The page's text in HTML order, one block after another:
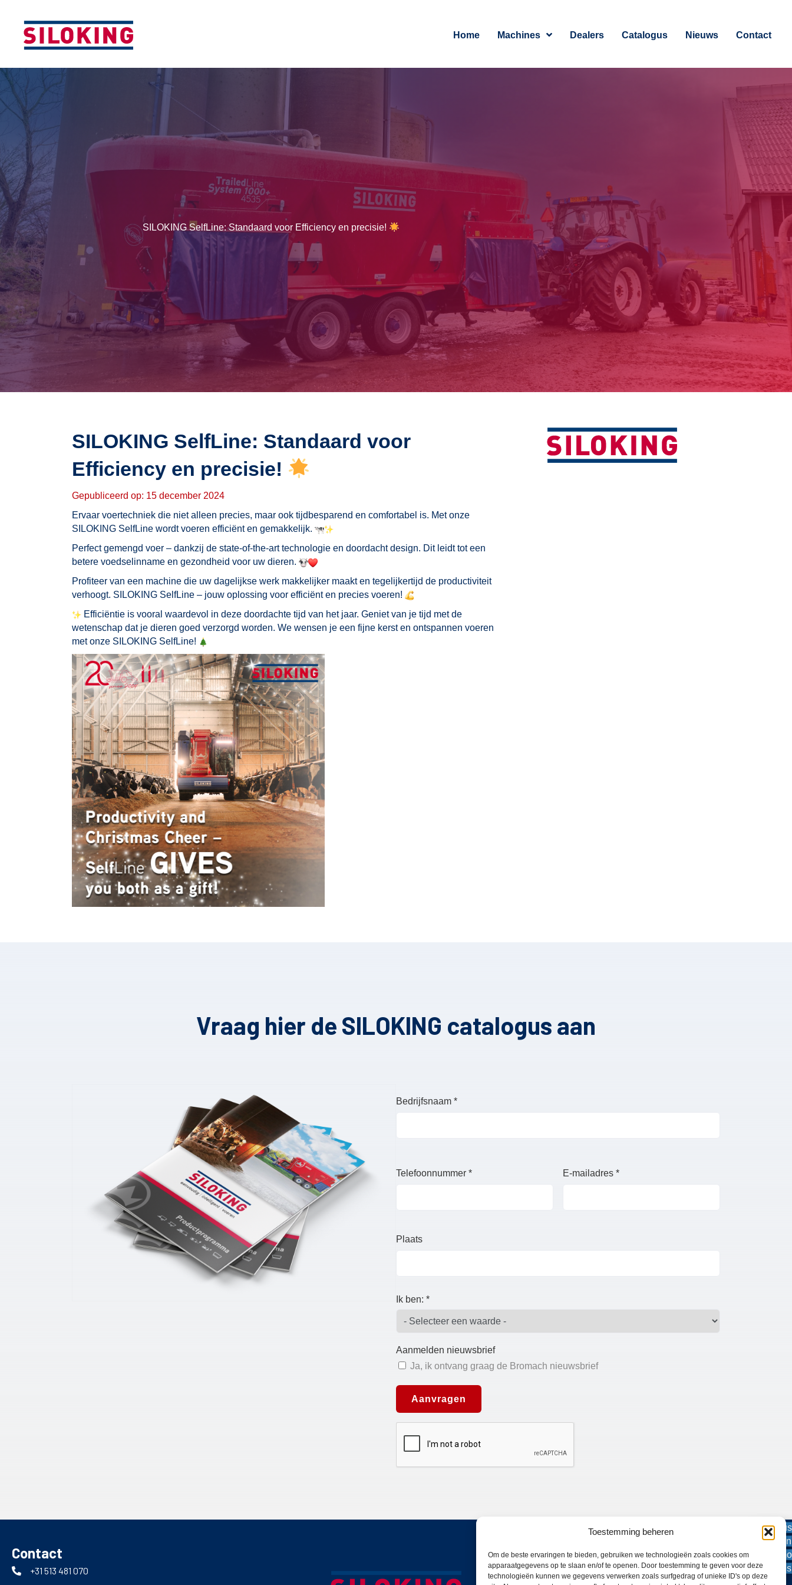
Toestemming beheren
Om de beste ervaringen te bieden, gebruiken we technologieën zoals cookies om
apparaatgegevens op te slaan en/of te openen. Door toestemming te geven voor deze
technologieën kunnen we gegevens verwerken zoals surfgedrag of unieke ID's op deze
Home Machines Dealers Catalogus Nieuws Contact
Catalogus
aanvragen
Demo
machines
SILOKING SelfLine: Standaard voor Efficiency en precisie!
SILOKING SelfLine: Standaard voor
Efficiency en precisie!
Gepubliceerd op: 15 december 2024
Ervaar voertechniek die niet alleen precies, maar ook tijdbesparend en comfortabel is. Met onze
SILOKING SelfLine wordt voeren efficiënt en gemakkelijk.
Perfect gemengd voer – dankzij de state-of-the-art technologie en doordacht design. Dit leidt tot een
betere voedselinname en gezondheid voor uw dieren.
Profiteer van een machine die uw dagelijkse werk makkelijker maakt en tegelijkertijd de productiviteit
verhoogt. SILOKING SelfLine – jouw oplossing voor efficiënt en precies voeren!
Efficiëntie is vooral waardevol in deze doordachte tijd van het jaar. Geniet van je tijd met de
wetenschap dat je dieren goed verzorgd worden. We wensen je een fijne kerst en ontspannen voeren
met onze SILOKING SelfLine!
Vraag hier de SILOKING catalogus aan
Contact
+31 513 481 070
SILOKING Nederland
Bromach bv is importeur van SILOKING voor Nederland. De